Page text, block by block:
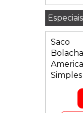
Especiais
Simples